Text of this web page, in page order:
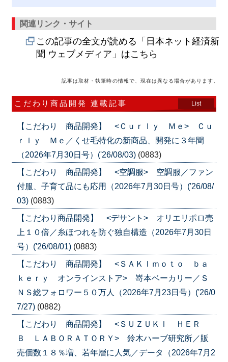
関連リンク・サイト
この記事の全文が読める「日本ネット経済新
聞 ウェブメディア」はこちら
記事は取材・執筆時の情報で、現在は異なる場合があります。
こだわり商品開発 連載記事 List
【こだわり 商品開発】 <Ｃｕｒｌｙ Ｍｅ> Ｃｕ
ｒｌｙ Ｍｅ／くせ毛特化の新商品、開発に３年間
（2026年7月30日号）('26/08/03) (0883)
【こだわり 商品開発】 <空調服> 空調服／ファン
付服、子育て品にも応用（2026年7月30日号）('26/08/
03) (0883)
【こだわり商品開発】 <デサント> オリエリポロ売
上１０倍／糸ほつれを防ぐ独自構造（2026年7月30日
号）('26/08/01) (0883)
【こだわり 商品開発】 <ＳＡＫＩｍｏｔｏ ｂａ
ｋｅｒｙ オンラインストア> 嵜本ベーカリー／Ｓ
ＮＳ総フォロワー５０万人（2026年7月23日号）('26/0
7/27) (0882)
【こだわり 商品開発】 <ＳＵＺＵＫＩ ＨＥＲ
Ｂ ＬＡＢＯＲＡＴＯＲＹ> 鈴木ハーブ研究所／販
売個数１８％増、若年層に人気／データ（2026年7月2